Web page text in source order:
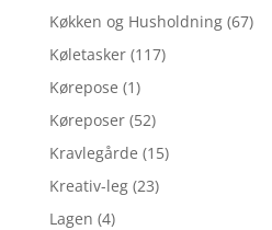
Køkken og Husholdning (67)
Køletasker (117)
Kørepose (1)
Køreposer (52)
Kravlegårde (15)
Kreativ-leg (23)
Lagen (4)